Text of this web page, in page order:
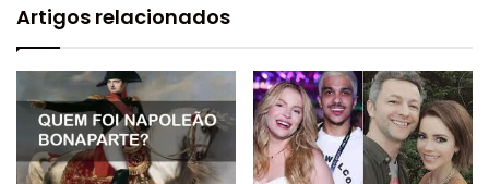
Artigos relacionados